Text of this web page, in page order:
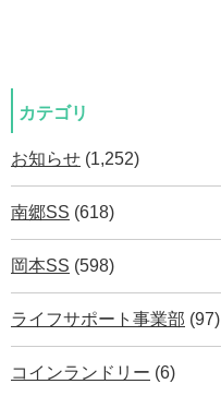
カテゴリ
お知らせ (1,252)
南郷SS (618)
岡本SS (598)
ライフサポート事業部 (97)
コインランドリー (6)